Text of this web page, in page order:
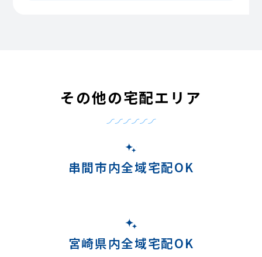
その他の宅配エリア
串間市内全域宅配OK
宮崎県内全域宅配OK